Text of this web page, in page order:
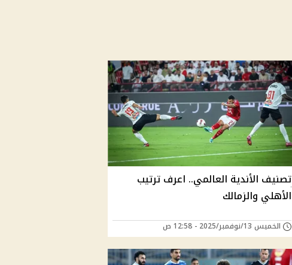
تصنيف الأندية العالمي.. اعرف ترتيب
الأهلي والزمالك
الخميس 13/نوفمبر/2025 - 12:58 ص